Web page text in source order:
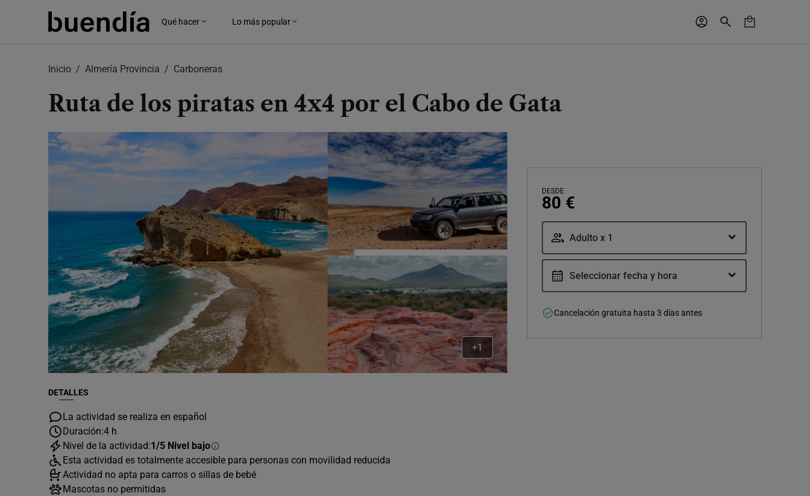
Qué hacer Lo más popular
Inicio Almería Provincia Carboneras
Ruta de los piratas en 4x4 por el Cabo de Gata
DESDE
80 €
Adulto x 1
Seleccionar fecha y hora
Cancelación gratuita hasta 3 días antes
+1
DETALLES
La actividad se realiza en español
Duración:4 h
Nivel de la actividad:1/5 Nivel bajo
Esta actividad es totalmente accesible para personas con movilidad reducida
Actividad no apta para carros o sillas de bebé
Mascotas no permitidas